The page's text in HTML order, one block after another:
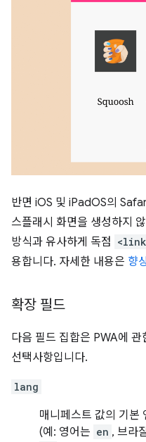
반면 iOS 및 iPadOS의
스플래시 화면을 생성하지
방식과 유사하게 독점
용합니다. 자세한 내용은 향
확장 필드
다음 필드 집합은 PWA에
선택사항입니다.
lang
매니페스트 값의 기본
(예: 영어는 en , 브라